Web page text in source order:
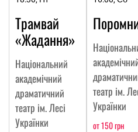
Трамвай
«Жадання»
Національний
академічний
драматичний
театр ім. Лесі
Українки
театр ім.
Українки
от 150 грн